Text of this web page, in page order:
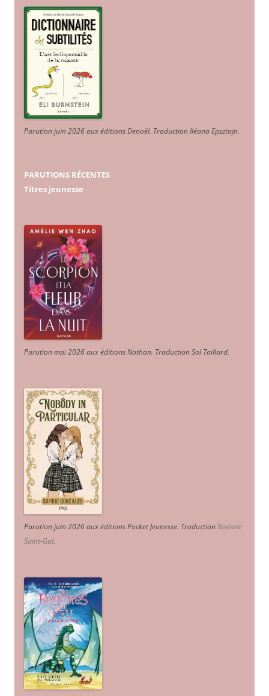
Parution juin 2026 aux éditions Denoël. Traduction Iléana Epsztajn.
PARUTIONS RÉCENTES
Titres jeunesse
Parution mai 2026 aux éditions Nathan. Traduction Sol Taillard.
Parution juin 2026 aux éditions Pocket Jeunesse. TraductionNoémie
Saint-Gal.